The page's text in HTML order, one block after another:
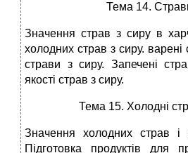
Тема 14.
Значення страв з сиру в
холодних страв з сиру.
страви з сиру. Запечені
якості страв з сиру.
Тема 15. Холодні
Значення холодних страв і
Підготовка продуктів для